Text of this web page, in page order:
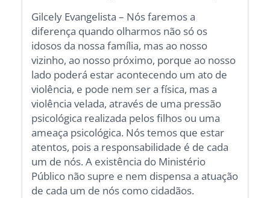
Gilcely Evangelista – Nós faremos a
diferença quando olharmos não só os
idosos da nossa família, mas ao nosso
vizinho, ao nosso próximo, porque ao nosso
lado poderá estar acontecendo um ato de
violência, e pode nem ser a física, mas a
violência velada, através de uma pressão
psicológica realizada pelos filhos ou uma
ameaça psicológica. Nós temos que estar
atentos, pois a responsabilidade é de cada
um de nós. A existência do Ministério
Público não supre e nem dispensa a atuação
de cada um de nós como cidadãos.